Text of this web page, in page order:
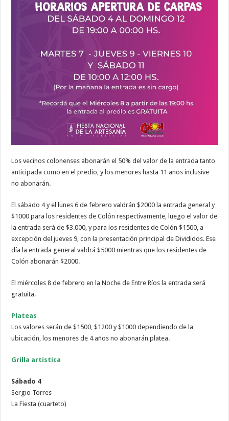
Los vecinos colonenses abonarán el 50% del valor de la entrada tanto
anticipada como en el predio, y los menores hasta 11 años inclusive
no abonarán.
El sábado 4 y el lunes 6 de febrero valdrán $2000 la entrada general y
$1000 para los residentes de Colón respectivamente, luego el valor de
la entrada será de $3.000, y para los residentes de Colón $1500, a
excepción del jueves 9, con la presentación principal de Divididos. Ese
día la entrada general valdrá $5000 mientras que los residentes de
Colón abonarán $2000.
El miércoles 8 de febrero en la Noche de Entre Ríos la entrada será
gratuita.
Plateas
Los valores serán de $1500, $1200 y $1000 dependiendo de la
ubicación, los menores de 4 años no abonarán platea.
Grilla artística
Sábado 4
Sergio Torres
La Fiesta (cuarteto)